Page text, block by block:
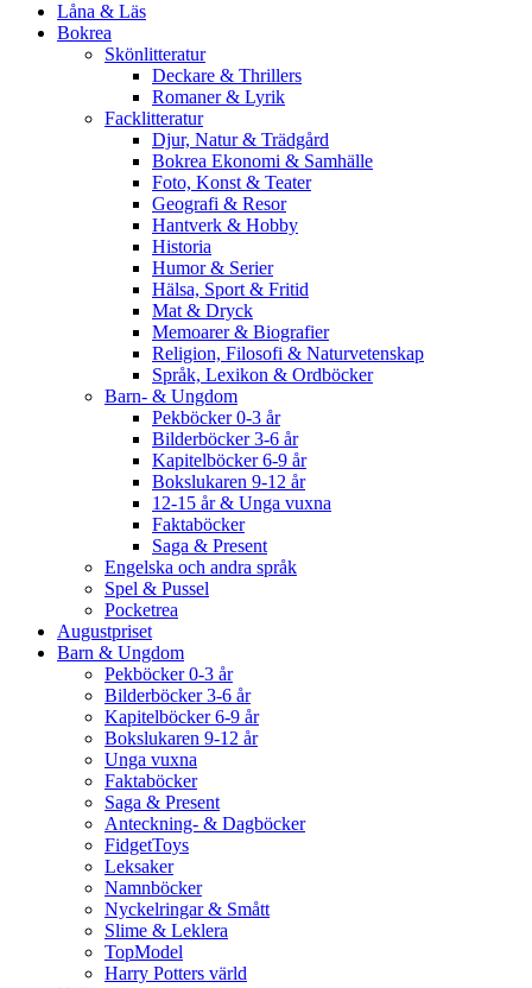
Låna & Läs
Bokrea
Skönlitteratur
Deckare & Thrillers
Romaner & Lyrik
Facklitteratur
Djur, Natur & Trädgård
Bokrea Ekonomi & Samhälle
Foto, Konst & Teater
Geografi & Resor
Hantverk & Hobby
Historia
Humor & Serier
Hälsa, Sport & Fritid
Mat & Dryck
Memoarer & Biografier
Religion, Filosofi & Naturvetenskap
Språk, Lexikon & Ordböcker
Barn- & Ungdom
Pekböcker 0-3 år
Bilderböcker 3-6 år
Kapitelböcker 6-9 år
Bokslukaren 9-12 år
12-15 år & Unga vuxna
Faktaböcker
Saga & Present
Engelska och andra språk
Spel & Pussel
Pocketrea
Augustpriset
Barn & Ungdom
Pekböcker 0-3 år
Bilderböcker 3-6 år
Kapitelböcker 6-9 år
Bokslukaren 9-12 år
Unga vuxna
Faktaböcker
Saga & Present
Anteckning- & Dagböcker
FidgetToys
Leksaker
Namnböcker
Nyckelringar & Smått
Slime & Leklera
TopModel
Harry Potters värld